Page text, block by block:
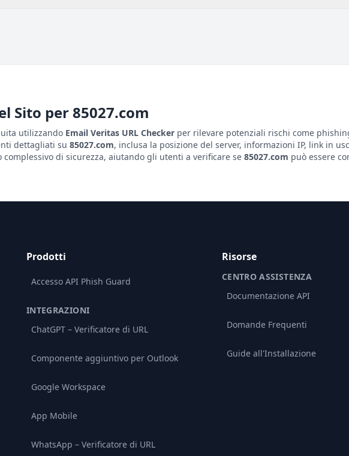
Sito per85027.com
utilizzando Email Veritas URL Checker per rilevare potenziali rischi come
dettagliati su 85027.com, inclusa la posizione del server, informazioni IP, link in
di sicurezza, aiutando gli utenti a verificare se 85027.com può essere
Prodotti
Accesso API Phish Guard
INTEGRAZIONI
ChatGPT – Verificatore di URL
Componente aggiuntivo per Outlook
Google Workspace
App Mobile
WhatsApp – Verificatore di URL
Risorse
CENTRO ASSISTENZA
Documentazione API
Domande Frequenti
Guide all'Installazione